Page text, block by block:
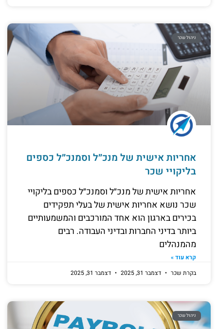
ניהול שכר
אחריות אישית של מנכ״ל וסמנכ״ל כספים
בליקויי שכר
אחריות אישית של מנכ״ל וסמנכ״ל כספים בליקויי
שכר נושא אחריות אישית של בעלי תפקידים
בכירים בארגון הוא אחד המורכבים והמשמעותיים
ביותר בדיני החברות ובדיני העבודה. רבים
מהמנהלים
קרא עוד »
בקרת שכר
דצמבר 31, 2025 דצמבר 31, 2025
ניהול שכר